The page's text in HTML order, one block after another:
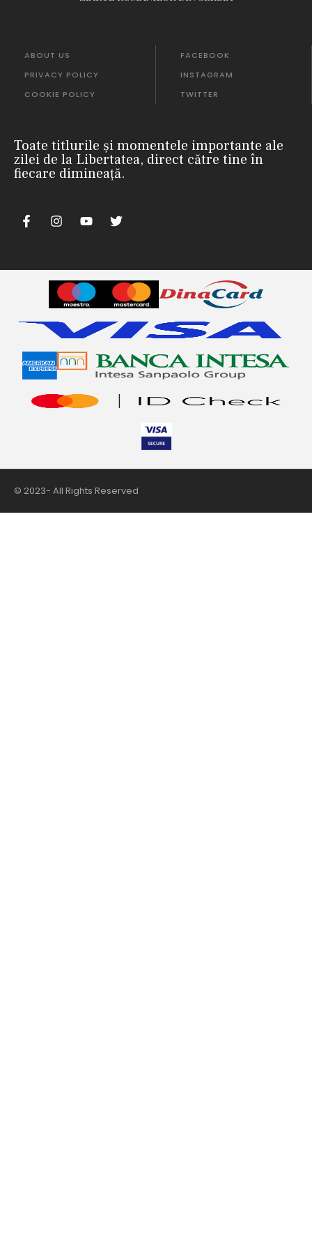
ABOUT US
PRIVACY POLICY
COOKIE POLICY
FACEBOOK
INSTAGRAM
TWITTER
Toate titlurile și momentele importante ale
zilei de la Libertatea, direct către tine în
fiecare dimineață.
© 2023- All Rights Reserved